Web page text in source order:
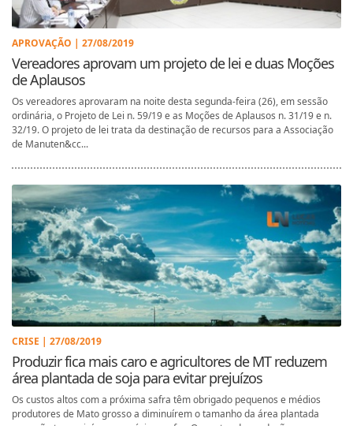
APROVAÇÃO | 27/08/2019
Vereadores aprovam um projeto de lei e duas Moções
de Aplausos
Os vereadores aprovaram na noite desta segunda-feira (26), em sessão
ordinária, o Projeto de Lei n. 59/19 e as Moções de Aplausos n. 31/19 e n.
32/19. O projeto de lei trata da destinação de recursos para a Associação
de Manuten&cc...
CRISE | 27/08/2019
Produzir fica mais caro e agricultores de MT reduzem
área plantada de soja para evitar prejuízos
Os custos altos com a próxima safra têm obrigado pequenos e médios
produtores de Mato grosso a diminuírem o tamanho da área plantada